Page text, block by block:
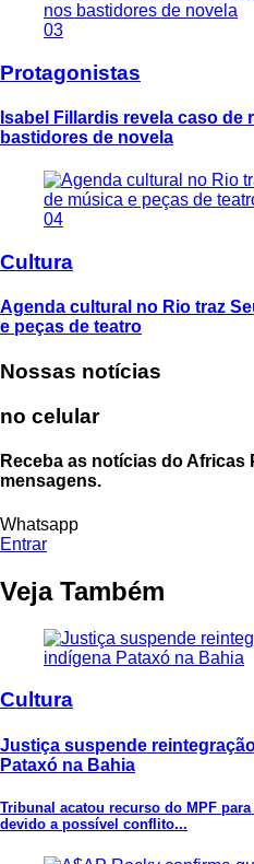
03
Protagonistas
Isabel Fillardis revela caso
bastidores de novela
04
Cultura
Agenda cultural no Rio traz
e peças de teatro
Nossas notícias
no celular
Receba as notícias do
mensagens.
Whatsapp
Entrar
Veja Também
Cultura
Justiça suspende
Pataxó na Bahia
Tribunal acatou recurso do MPF
devido a possível conflito...